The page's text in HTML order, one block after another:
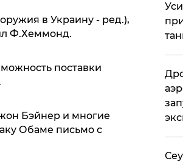
в Украину - ред.),
Ф.Хеммонд.
поставки
Бэйнер и многие
Обаме письмо с